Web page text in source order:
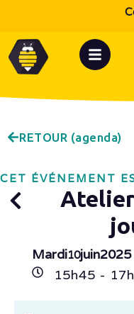
RETOUR (agenda)
CET ÉVÉNEMENT
Mardi10juin2025
15h45 - 17h